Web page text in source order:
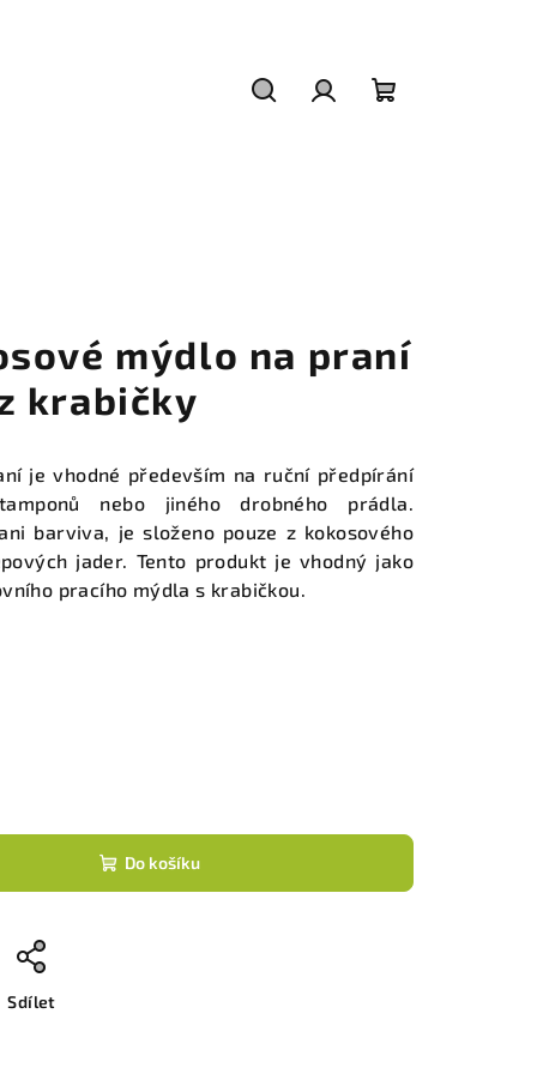
mýdlo na praní
krabičky
je vhodné především na ruční předpírání
nebo jiného drobného prádla.
barviva, je složeno pouze z kokosového
jader. Tento produkt je vhodný jako
pracího mýdla s krabičkou.
Do košíku
Sdílet